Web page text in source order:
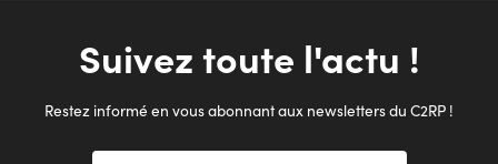
Suivez toute l'actu !
Restez informé en vous abonnant aux newsletters du C2RP !